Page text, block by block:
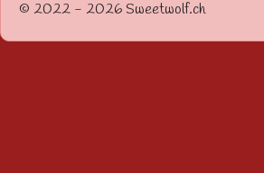
© 2022 - 2026 Sweetwolf.ch